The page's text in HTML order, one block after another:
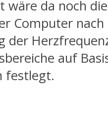
da noch
Computer nach
der
auf
festlegt.